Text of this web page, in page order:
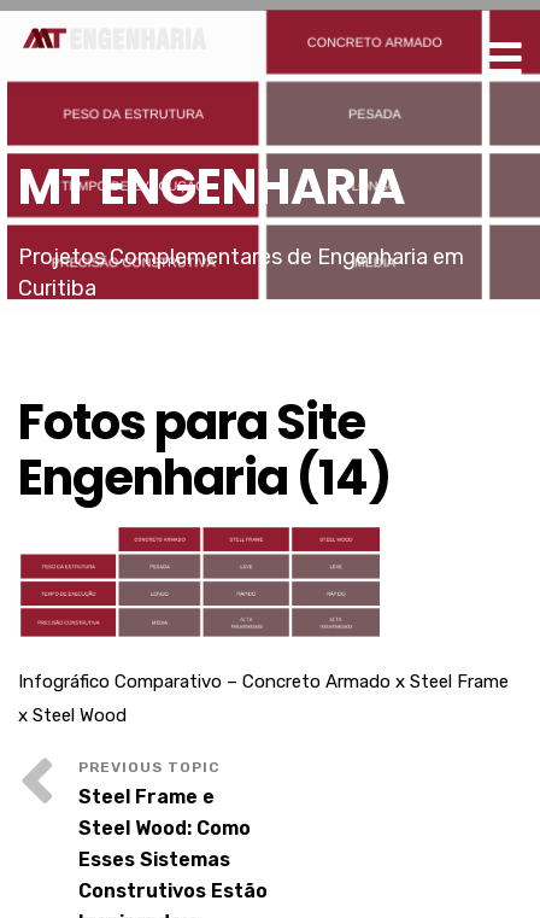
MT ENGENHARIA
Projetos Complementares de Engenharia em
Curitiba
Fotos para Site
Engenharia (14)
Infográfico Comparativo – Concreto Armado x Steel Frame
x Steel Wood
Steel Frame e
Steel Wood: Como
Esses Sistemas
Construtivos Estão